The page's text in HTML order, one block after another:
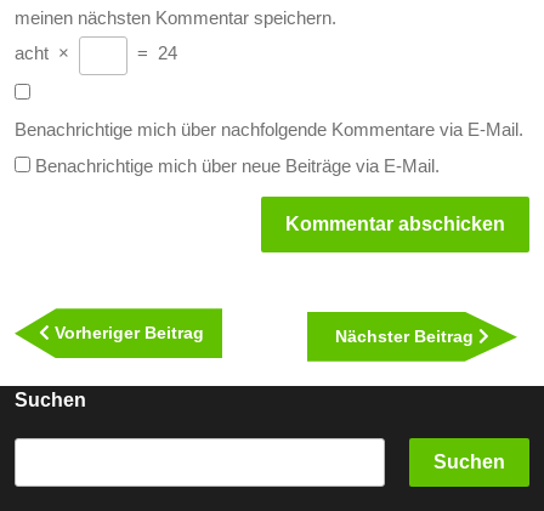
meinen nächsten Kommentar speichern.
acht × = 24
Benachrichtige mich über nachfolgende Kommentare via E-Mail.
Benachrichtige mich über neue Beiträge via E-Mail.
Vorheriger Beitrag
Beitrag
Nächster Beitrag
Suchen
Suchen